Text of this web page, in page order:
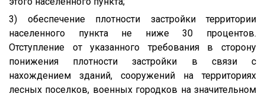
3) обеспечение плотности застройки территории
населенного пункта не ниже 30 процентов.
Отступление от указанного требования в сторону
понижения плотности застройки в связи с
нахождением зданий, сооружений на территориях
лесных поселков, военных городков на значительном